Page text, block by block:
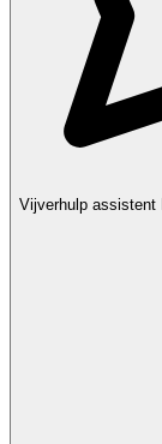
Vijverhulp assistent